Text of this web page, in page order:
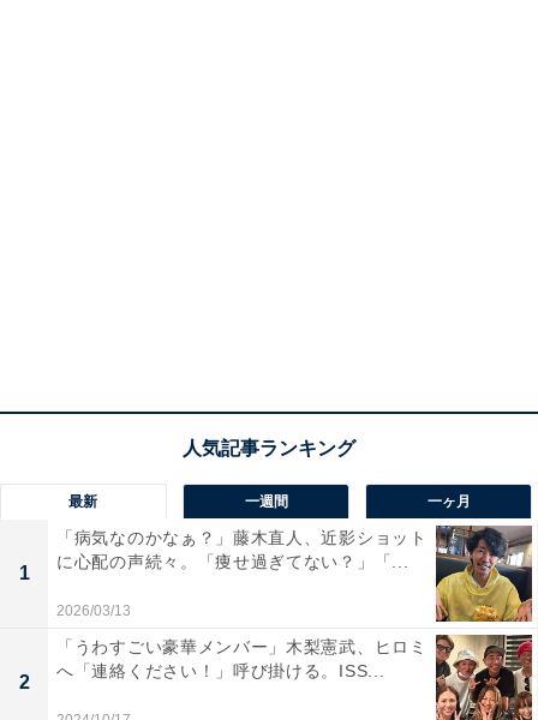
最新 一週間 一ヶ月
1
「病気なのかなぁ？」藤木直人、近影ショット
に心配の声続々。「痩せ過ぎてない？」「...
2026/03/13
2
「うわすごい豪華メンバー」木梨憲武、ヒロミ
へ「連絡ください！」呼び掛ける。ISS...